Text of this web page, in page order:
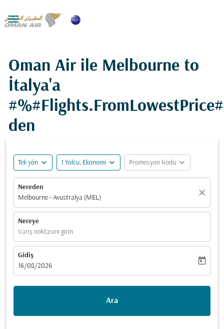

Oman Air ile Melbourne to
İtalya'a
den
Tek yön expand_more 1 Yolcu, Ekonomi expand_more Promosyon Kodu expand_more
Nereden
Melbourne - Avustralya (MEL)
close
Nereye
Varış noktasını girin
Gidiş
fc-booking-departure-date-aria-label
16/08/2026
today
Ara